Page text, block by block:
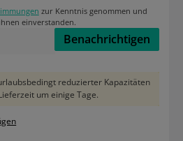
zur Kenntnis genommen und
einverstanden.
Benachrichtigen
reduzierter Kapazitäten
um einige Tage.